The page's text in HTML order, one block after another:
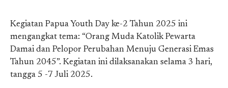
Kegiatan Papua Youth Day ke-2 Tahun 2025 ini
mengangkat tema: “Orang Muda Katolik Pewarta
Damai dan Pelopor Perubahan Menuju Generasi Emas
Tahun 2045”. Kegiatan ini dilaksanakan selama 3 hari,
tangga 5 -7 Juli 2025.